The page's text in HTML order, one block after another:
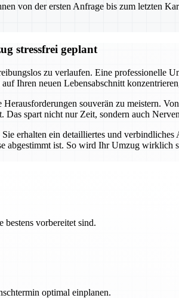
von der ersten Anfrage bis zum letzten
stressfrei geplant
zu verlaufen. Eine professionelle
Ihren neuen Lebensabschnitt
souverän zu meistern.
spart nicht nur Zeit, sondern auch
erhalten ein detailliertes und
ist. So wird Ihr Umzug wirklich
vorbereitet sind.
optimal einplanen.